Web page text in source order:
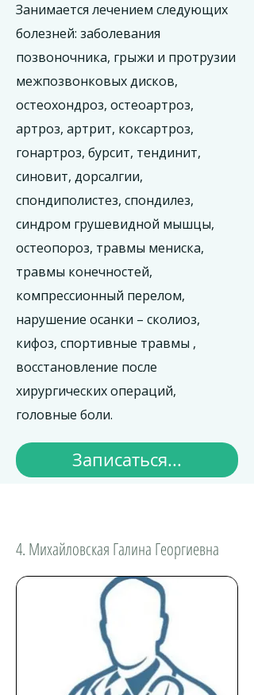
Занимается лечением следующих
болезней: заболевания
позвоночника, грыжи и протрузии
межпозвонковых дисков,
остеохондроз, остеоартроз,
артроз, артрит, коксартроз,
гонартроз, бурсит, тендинит,
синовит, дорсалгии,
спондиполистез, спондилез,
синдром грушевидной мышцы,
остеопороз, травмы мениска,
травмы конечностей,
компрессионный перелом,
нарушение осанки – сколиоз,
кифоз, спортивные травмы ,
восстановление после
хирургических операций,
головные боли.
Записаться...
4. Михайловская Галина Георгиевна